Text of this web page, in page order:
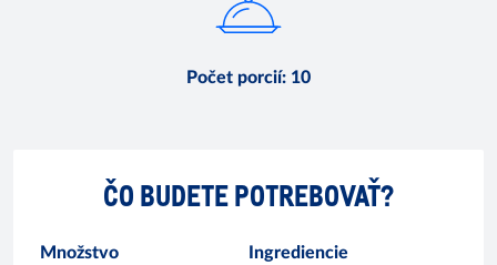
Počet porcií: 10
ČO BUDETE POTREBOVAŤ?
Množstvo Ingrediencie